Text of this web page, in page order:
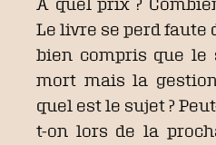
Le livre se perd faute
bien compris que le
mort mais la
quel est le sujet ?
t-on lors de la